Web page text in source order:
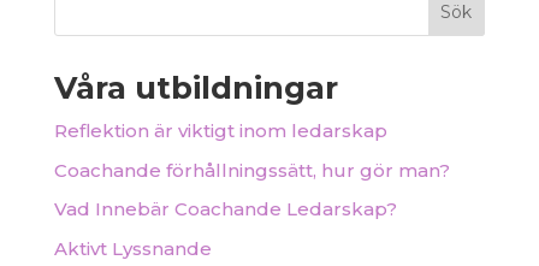
Sök
Våra utbildningar
Reflektion är viktigt inom ledarskap
Coachande förhållningssätt, hur gör man?
Vad Innebär Coachande Ledarskap?
Aktivt Lyssnande